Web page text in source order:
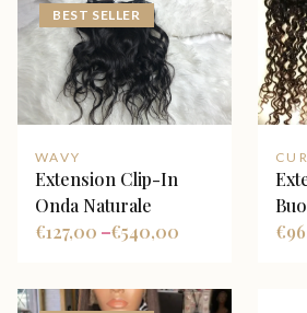
BEST SELLER
WAVY
Extension Clip-In
Onda Naturale
127,00
€ – 540,00
€ €